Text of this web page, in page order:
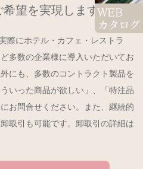
望を実現します
際にホテル・カフェ・レストラ
多数の企業様に導入いただいてお
にも、多数のコントラクト製品を
いった商品が欲しい」、「特注品
お問合せください。また、継続的
取引も可能です。卸取引の詳細は